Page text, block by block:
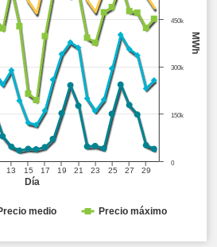
Día
MWh
13 19 25
15 17 21 23 27 29
0
150k
300k
450k
medio
Precio máximo